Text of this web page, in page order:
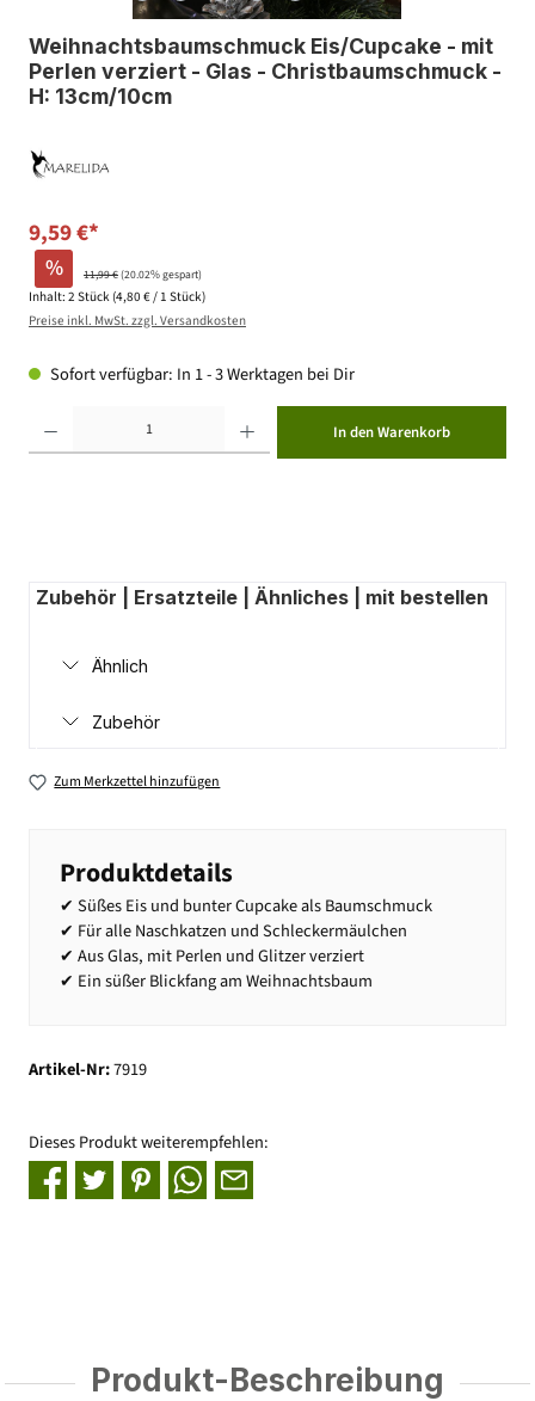
Weihnachtsbaumschmuck Eis/Cupcake - mit
Perlen verziert - Glas - Christbaumschmuck -
H: 13cm/10cm
9,59 €*
% 11,99 €(20.02% gespart)
Inhalt: 2 Stück (4,80 € / 1 Stück)
Preise inkl. MwSt. zzgl. Versandkosten
Sofort verfügbar: In 1 - 3 Werktagen bei Dir
In den Warenkorb
Zubehör | Ersatzteile | Ähnliches | mit bestellen
Ähnlich
Zubehör
Zum Merkzettel hinzufügen
Produktdetails
✔ Süßes Eis und bunter Cupcake als Baumschmuck
✔ Für alle Naschkatzen und Schleckermäulchen
✔ Aus Glas, mit Perlen und Glitzer verziert
✔ Ein süßer Blickfang am Weihnachtsbaum
Artikel-Nr:7919
Dieses Produkt weiterempfehlen:
Produkt-Beschreibung